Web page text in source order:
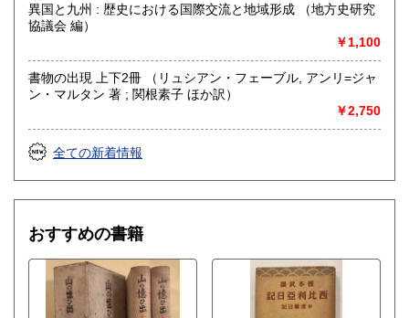
異国と九州 : 歴史における国際交流と地域形成 （地方史研究
協議会 編）
￥1,100
書物の出現 上下2冊 （リュシアン・フェーブル, アンリ=ジャ
ン・マルタン 著 ; 関根素子 ほか訳）
￥2,750
全ての新着情報
おすすめの書籍